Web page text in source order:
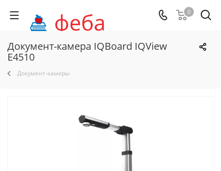
0
Документ-камера IQBoard IQView
E4510
Документ-камеры